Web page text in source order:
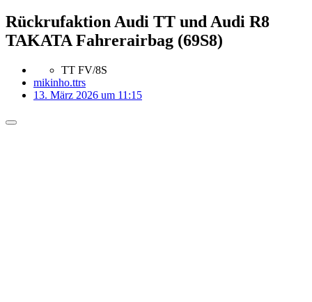
Rückrufaktion Audi TT und Audi R8
TAKATA Fahrerairbag (69S8)
TT FV/8S
mikinho.ttrs
13. März 2026 um 11:15